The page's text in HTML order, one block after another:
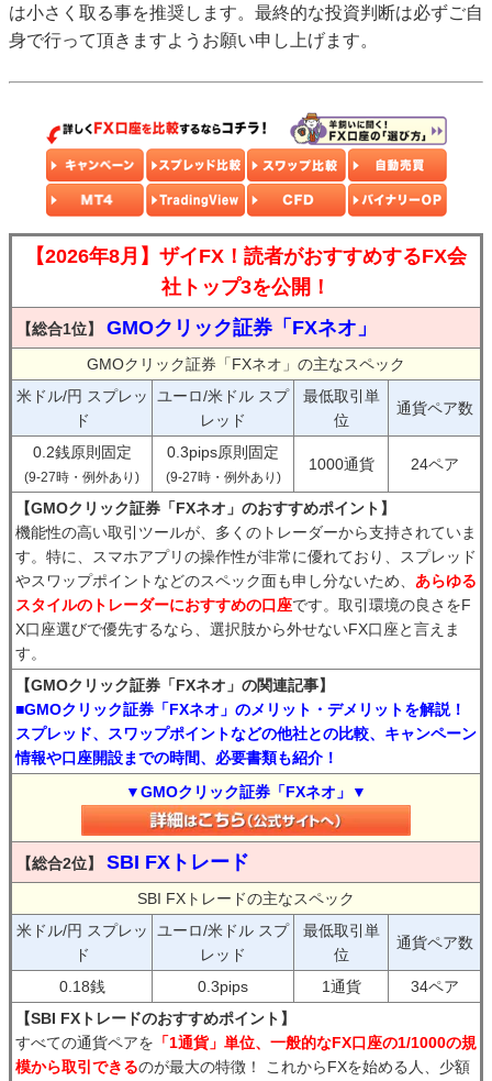
は小さく取る事を推奨します。最終的な投資判断は必ずご自
身で行って頂きますようお願い申し上げます。
【2026年8月】ザイFX！読者がおすすめするFX会
社トップ3を公開！
【総合1位】 GMOクリック証券「FXネオ」
GMOクリック証券「FXネオ」の主なスペック
米ドル/円 スプレッ
ド
ユーロ/米ドル スプ
レッド
最低取引単
位
通貨ペア数
0.2銭原則固定
(9-27時・例外あり)
0.3pips原則固定
(9-27時・例外あり)
1000通貨 24ペア
【GMOクリック証券「FXネオ」のおすすめポイント】
機能性の高い取引ツールが、多くのトレーダーから支持されていま
す。特に、スマホアプリの操作性が非常に優れており、スプレッド
やスワップポイントなどのスペック面も申し分ないため、 あらゆる
スタイルのトレーダーにおすすめの口座です。取引環境の良さをF
X口座選びで優先するなら、選択肢から外せないFX口座と言えま
す。
【GMOクリック証券「FXネオ」の関連記事】
■GMOクリック証券「FXネオ」のメリット・デメリットを解説！
スプレッド、スワップポイントなどの他社との比較、キャンペーン
情報や口座開設までの時間、必要書類も紹介！
▼GMOクリック証券「FXネオ」▼
【総合2位】 SBI FXトレード
SBI FXトレードの主なスペック
米ドル/円 スプレッ
ド
ユーロ/米ドル スプ
レッド
最低取引単
位
通貨ペア数
0.18銭 0.3pips 1通貨
34ペア
【SBI FXトレードのおすすめポイント】
すべての通貨ペアを 「1通貨」単位、一般的なFX口座の1/1000の規
模から取引できるのが最大の特徴！ これからFXを始める人、少額